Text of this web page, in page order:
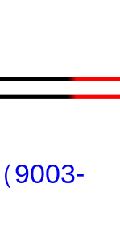
9003-